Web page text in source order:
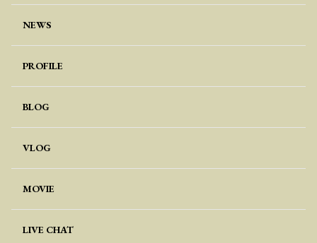
NEWS
PROFILE
BLOG
VLOG
MOVIE
LIVE CHAT